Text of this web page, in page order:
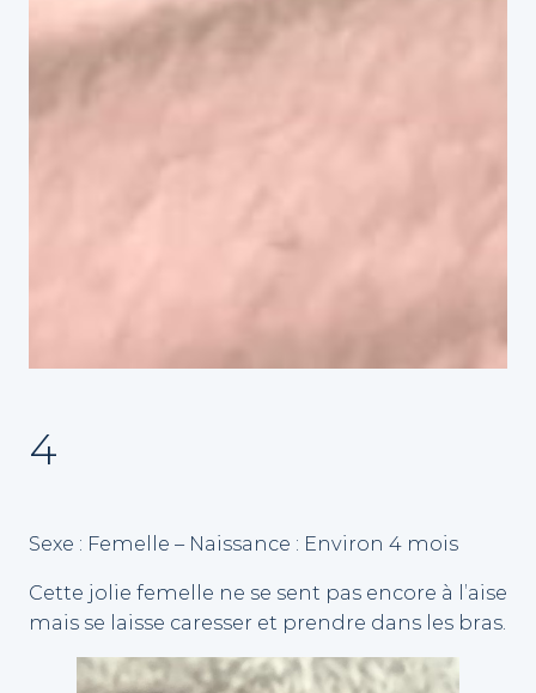
4
Sexe : Femelle – Naissance : Environ 4 mois
Cette jolie femelle ne se sent pas encore à l’aise
mais se laisse caresser et prendre dans les bras.